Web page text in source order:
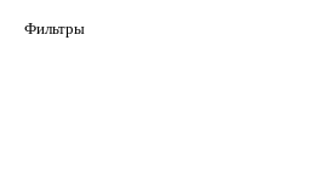
Фильтры